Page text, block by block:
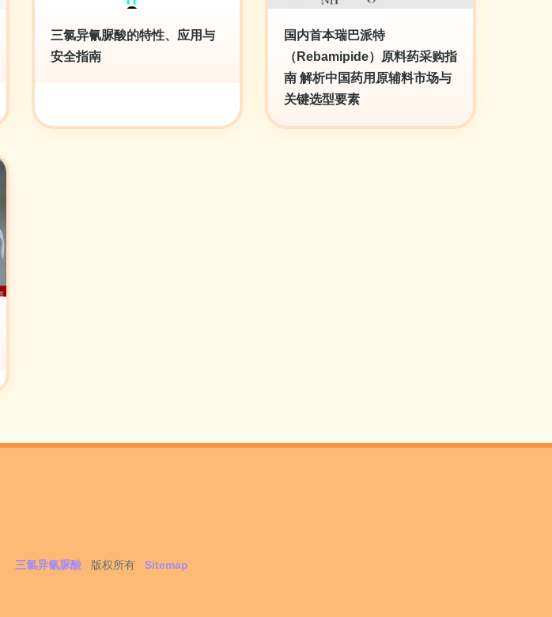
三氯异氰脲酸的特性、应用与
安全指南
国内首本瑞巴派特
（Rebamipide）原料药采购指
南 解析中国药用原辅料市场与
关键选型要素
三氯异氰脲酸 版权所有 Sitemap